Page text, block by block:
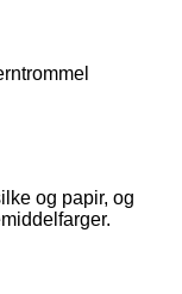
og papir, og